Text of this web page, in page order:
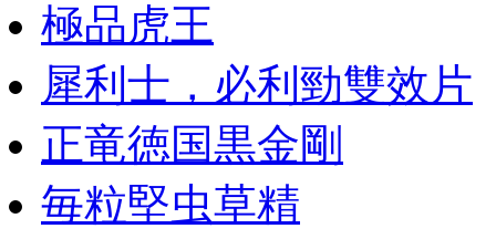
極品虎王
犀利士，必利勁雙效片
正竜徳国黒金剛
毎粒堅虫草精